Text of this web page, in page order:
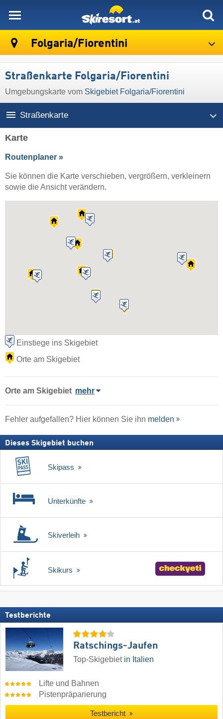
Folgaria/​Fiorentini
Straßenkarte Folgaria/​Fiorentini
Umgebungskarte vom Skigebiet Folgaria/​Fiorentini
Straßenkarte
Karte
Routenplaner »
Sie können die Karte verschieben, vergrößern, verkleinern
sowie die Ansicht verändern.
Einstiege ins Skigebiet
Orte am Skigebiet
Orte am Skigebiet mehr
Fehler aufgefallen? Hier können Sie ihn melden
Dieses Skigebiet buchen
Skipass
Unterkünfte
Skiverleih
Skikurs
Testberichte
Ratschings-Jaufen
Top-Skigebiet in Italien
Lifte und Bahnen
Pistenpräparierung
Testbericht